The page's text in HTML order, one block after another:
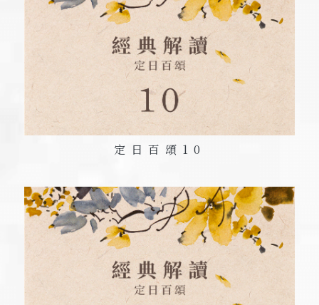
定日百頌 10